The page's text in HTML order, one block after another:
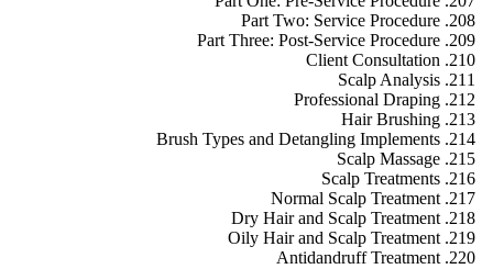
Part Two: Service Procedure
Part Three: Post-Service Procedure
Client Consultation
Scalp Analysis
Professional Draping
Hair Brushing
Brush Types and Detangling Implements
Scalp Massage
Scalp Treatments
Normal Scalp Treatment
Dry Hair and Scalp Treatment
Oily Hair and Scalp Treatment
Antidandruff Treatment